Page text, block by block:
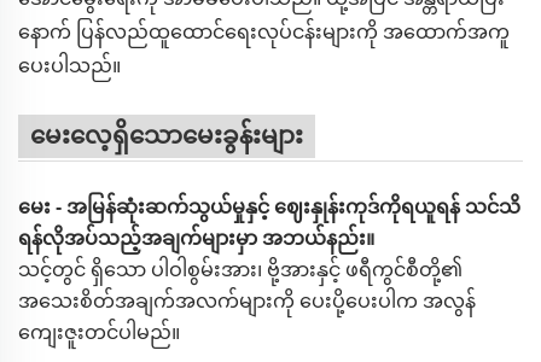
နောက် ပြန်လည်ထူထောင်ရေးလုပ်ငန်းများကို အထောက်အကူ
ပေးပါသည်။
မေးလေ့ရှိသောမေးခွန်းများ
မေး - အမြန်ဆုံးဆက်သွယ်မှုနှင့် ဈေးနှုန်းကုဒ်ကိုရယူရန် သင်သိ
ရန်လိုအပ်သည့်အချက်များမှာ အဘယ်နည်း။
သင့်တွင် ရှိသော ပါဝါစွမ်းအား၊ ဗို့အားနှင့် ဖရီကွင်စီတို့၏
အသေးစိတ်အချက်အလက်များကို ပေးပို့ပေးပါက အလွန်
ကျေးဇူးတင်ပါမည်။